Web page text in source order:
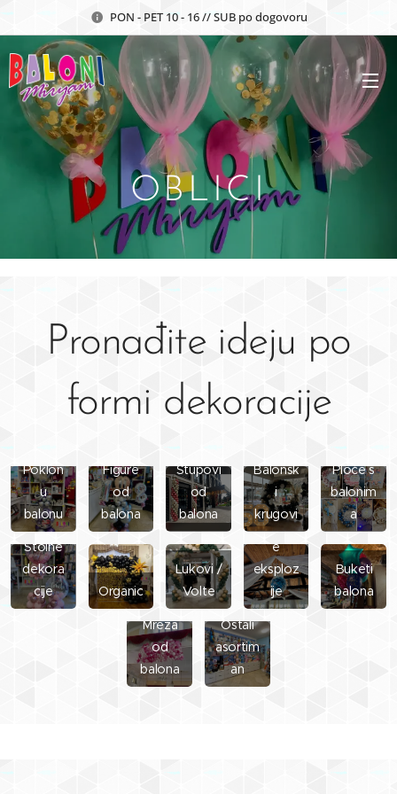
PON - PET 10 - 16 // SUB po dogovoru
OBLICI
Pronađite ideju po
formi dekoracije
Poklon
u
balonu
Figure
od
balona
Stupovi
od
balona
Balonsk
i
krugovi
Ploče s
balonim
a
Stolne
dekora
cije
Organic
Lukovi /
Volte
Balonsk
e
eksploz
ije
Buketi
balona
Mreža
od
balona
Ostali
asortim
an